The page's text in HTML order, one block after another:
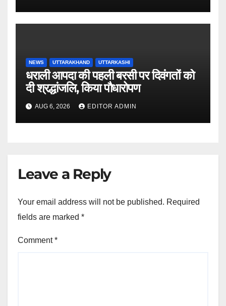
NEWS UTTARAKHAND UTTARKASHI
धराली आपदा की पहली बरसी पर दिवंगतों को
दी श्रद्धांजलि, किया पौधारोपण
AUG 6, 2026 EDITOR ADMIN
Leave a Reply
Your email address will not be published. Required
fields are marked *
Comment*